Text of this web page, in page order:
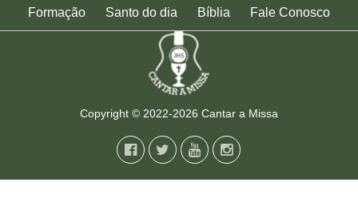
Formação
Santo do dia Bíblia Fale Conosco
Copyright © 2022-2026 Cantar a Missa